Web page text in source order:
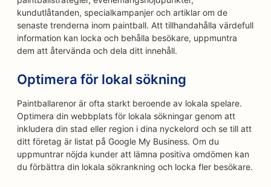
kundutlåtanden, specialkampanjer och artiklar om de
senaste trenderna inom paintball. Att tillhandahålla värdefull
information kan locka och behålla besökare, uppmuntra
dem att återvända och dela ditt innehåll.
Optimera för lokal sökning
Paintballarenor är ofta starkt beroende av lokala spelare.
Optimera din webbplats för lokala sökningar genom att
inkludera din stad eller region i dina nyckelord och se till att
ditt företag är listat på Google My Business. Om du
uppmuntrar nöjda kunder att lämna positiva omdömen kan
du förbättra din lokala sökrankning och locka fler besökare.